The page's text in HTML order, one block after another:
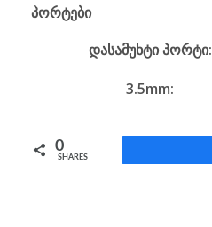
პორტები
დასამუხტი პორტი:
3.5mm:
0
SHARES